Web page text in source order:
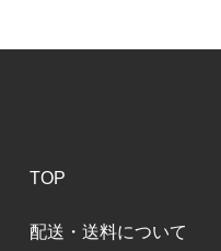
TOP
配送・送料について